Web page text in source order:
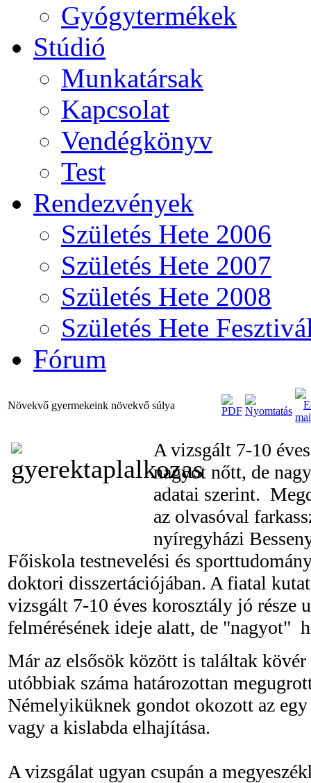
Gyógytermékek
Stúdió
Munkatársak
Kapcsolat
Vendégkönyv
Test
Rendezvények
Születés Hete 2006
Születés Hete 2007
Születés Hete 2008
Születés Hete
Fórum
Növekvő gyermekeink növekvő súlya
A vizsgált 7-10
nagyot nőtt, de
adatai szerint.
az olvasóval
nyíregyházi
Főiskola testnevelési és
doktori disszertációjában. A fiatal
vizsgált 7-10 éves korosztály jó része
felmérésének ideje alatt, de "nagyot"
Már az elsősök között is találtak kövér
utóbbiak száma határozottan
Némelyiküknek gondot okozott az
vagy a kislabda elhajítása.
A vizsgálat ugyan csupán a